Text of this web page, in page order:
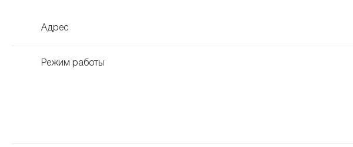
Адрес
Режим работы